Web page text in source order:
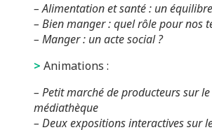
– Alimentation et santé : un
– Bien manger : quel rôle pour nos
– Manger : un acte social ?
> Animations :
– Petit marché de producteurs sur
médiathèque
– Deux expositions interactives sur